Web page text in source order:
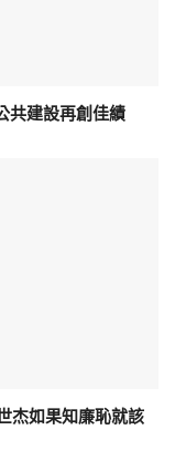
共建設再創佳績
杰如果知廉恥就該